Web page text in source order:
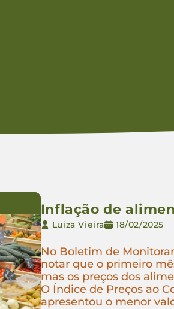
Inflação de
Luiza Vieira 18/02/2025
No Boletim de
notar que o primeiro
mas os preços dos
O Índice de Preços ao
apresentou o menor